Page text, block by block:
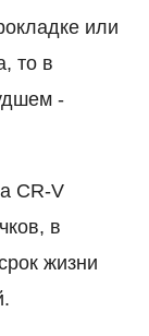
или
то в
-
CR-V
в
жизни